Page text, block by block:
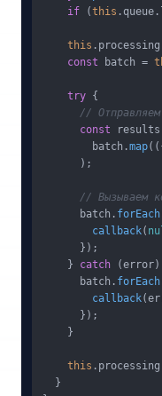
if (this .queue .
this . processing
const batch =
try {
// Отправляем
const results
        batch.
map
      );
// Вызываем
      batch.
forEach
callback(
      });
    }
catch
      batch.
forEach
callback
      });
    }
this . processing
  }